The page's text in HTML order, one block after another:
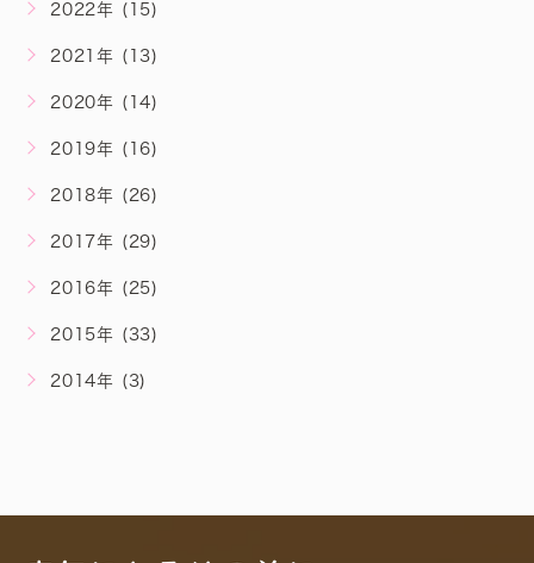
2022年 (15)
2021年 (13)
2020年 (14)
2019年 (16)
2018年 (26)
2017年 (29)
2016年 (25)
2015年 (33)
2014年 (3)